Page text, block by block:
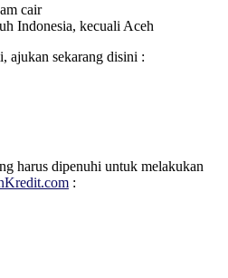
cair
Indonesia, kecuali Aceh
ajukan sekarang disini :
harus dipenuhi untuk melakukan
: